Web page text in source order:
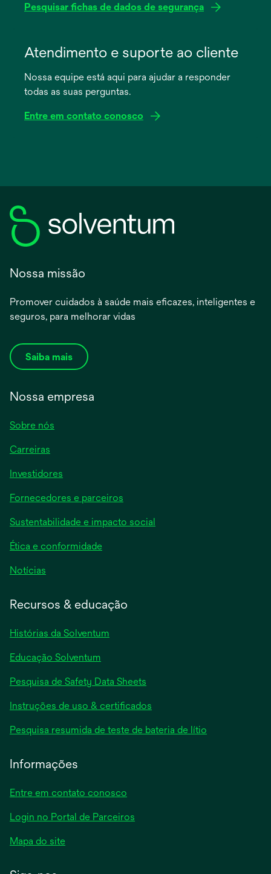
Pesquisar fichas de dados de segurança
nova
guia
Atendimento e suporte ao cliente
Nossa equipe está aqui para ajudar a responder
todas as suas perguntas.
Entre em contato conosco
Nossa missão
Promover cuidados à saúde mais eficazes, inteligentes e
seguros, para melhorar vidas
Saiba mais
Nossa empresa
Sobre nós
Carreiras
Investidores
Fornecedores e parceiros
Sustentabilidade e impacto social
Ética e conformidade
Notícias
Recursos & educação
Histórias da Solventum
Educação Solventum
Pesquisa de Safety Data Sheets
uma
nova
Instruções de uso & certificados
uma
Pesquisa resumida de teste de bateria de lítio
Informações
Entre em contato conosco
Login no Portal de Parceiros
Mapa do site